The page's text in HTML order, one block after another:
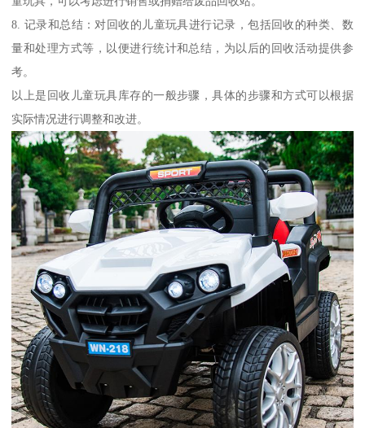
8. 记录和总结：对回收的儿童玩具进行记录，包括回收的种类、数
量和处理方式等，以便进行统计和总结，为以后的回收活动提供参
考。
以上是回收儿童玩具库存的一般步骤，具体的步骤和方式可以根据
实际情况进行调整和改进。